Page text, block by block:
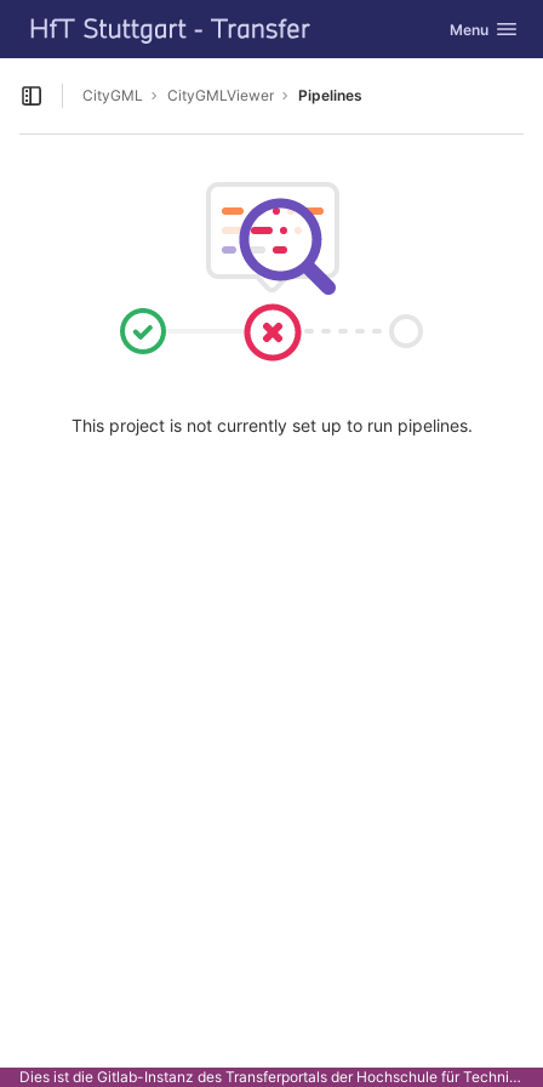
Skip to content
GitLab Toggle
Menu
Open sidebar
CityGML CityGMLViewer Pipelines
This project is not currently set up to run pipelines.
Dies ist die Gitlab-Instanz des Transferportals der Hochschule für Technik Stuttgart.